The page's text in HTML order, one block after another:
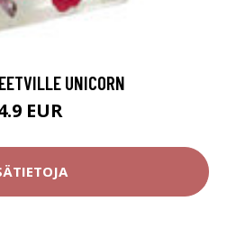
UNICORN
EUR